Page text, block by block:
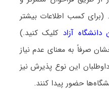
کسب اطلاعات بیشتر
آزاد کلیک کنید.)
صرفاً به معنای عدم نیاز
این نوع پذیرش نیز
حضور پیدا کنند.